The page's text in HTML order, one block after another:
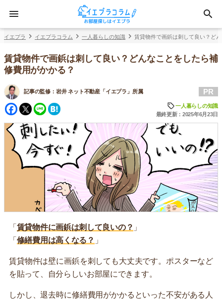
イエプラ イエプラコラム 一人暮らしの知識 賃貸物件で画鋲は刺して良い？ど
賃貸物件で画鋲は刺して良い？どんなことをしたら補
修費用がかかる？
記事の監修： 岩井 ネット不動産「イエプラ」所属
Facebook
Twitter
Line
PR
一人暮らしの知識
最終更新：2025年6月23日
「 賃貸物件に画鋲は刺して良いの？ 」
「 修繕費用は高くなる？ 」
賃貸物件は壁に画鋲を刺しても大丈夫です。ポスターなど
を貼って、自分らしいお部屋にできます。
しかし、退去時に修繕費用がかかるといった不安がある人